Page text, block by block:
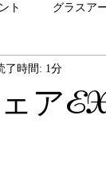
ト グラスア
ア
了時間: 1分